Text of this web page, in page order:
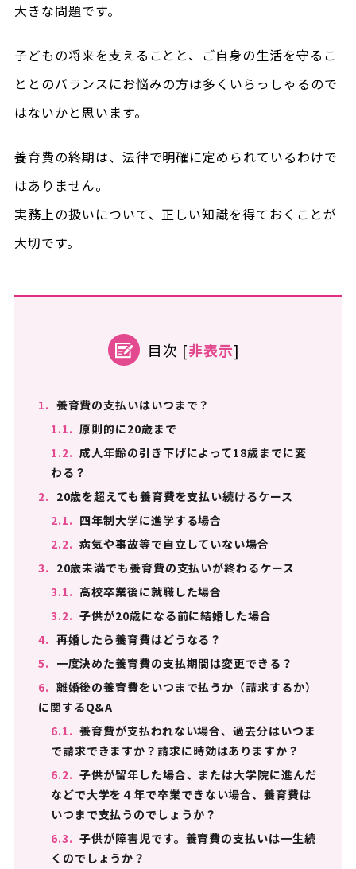
大きな問題です。
子どもの将来を支えることと、ご自身の生活を守るこ
ととのバランスにお悩みの方は多くいらっしゃるので
はないかと思います。
養育費の終期は、法律で明確に定められているわけで
はありません。
実務上の扱いについて、正しい知識を得ておくことが
大切です。
目次 [非表示]
1. 養育費の支払いはいつまで？
1.1. 原則的に20歳まで
1.2. 成人年齢の引き下げによって18歳までに変
わる？
2. 20歳を超えても養育費を支払い続けるケース
2.1. 四年制大学に進学する場合
2.2. 病気や事故等で自立していない場合
3. 20歳未満でも養育費の支払いが終わるケース
3.1. 高校卒業後に就職した場合
3.2. 子供が20歳になる前に結婚した場合
4. 再婚したら養育費はどうなる？
5. 一度決めた養育費の支払期間は変更できる？
6. 離婚後の養育費をいつまで払うか（請求するか）
に関するQ&A
6.1. 養育費が支払われない場合、過去分はいつま
で請求できますか？請求に時効はありますか？
6.2. 子供が留年した場合、または大学院に進んだ
などで大学を４年で卒業できない場合、養育費は
いつまで支払うのでしょうか？
6.3. 子供が障害児です。養育費の支払いは一生続
くのでしょうか？